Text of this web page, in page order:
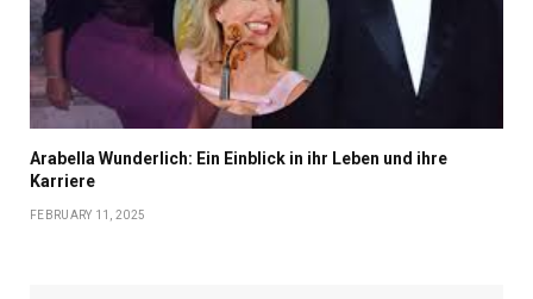
Arabella Wunderlich: Ein Einblick in ihr Leben und ihre
Karriere
FEBRUARY 11, 2025